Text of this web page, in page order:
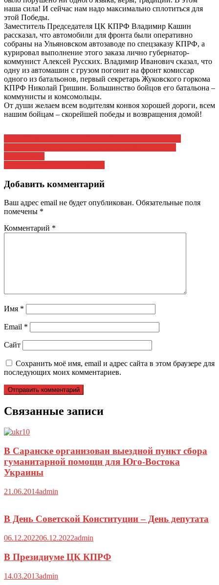
наша сила! И сейчас нам надо максимально сплотиться для
этой Победы.
Заместитель Председателя ЦК КПРФ Владимир Кашин
рассказал, что автомобили для фронта были оперативно
собраны на Ульяновском автозаводе по спецзаказу КПРФ, а
курировал выполнение этого заказа лично губернатор-
коммунист Алексей Русских. Владимир Иванович сказал, что
одну из автомашин с грузом погонит на фронт комиссар
одного из батальонов, первый секретарь Жуковского горкома
КПРФ Николай Гришин. Большинство бойцов его батальона –
коммунисты и комсомольцы.
От души желаем всем водителям конвоя хорошей дороги, всем
нашим бойцам – скорейшей победы и возвращения домой!
Навигация
по
записям
Добавить комментарий
Ваш адрес email не будет опубликован. Обязательные поля
помечены *
Комментарий *
Имя *
Email *
Сайт
Сохранить моё имя, email и адрес сайта в этом браузере для
последующих моих комментариев.
Связанные записи
В Саранске организован выездной пункт сбора
гуманитарной помощи для Юго-Востока
Украины
21.06.2014admin
В День Советской Конституции – День депутата
06.12.202206.12.2022admin
В Президиуме ЦК КПРФ
14.03.2013admin